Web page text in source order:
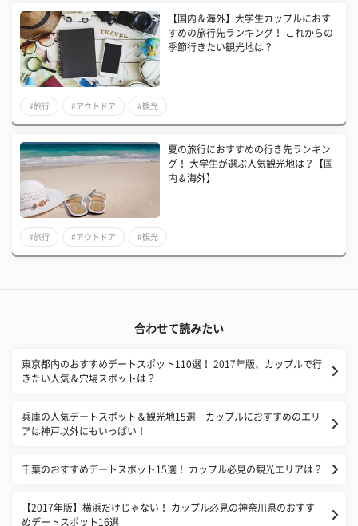
【国内＆海外】大学生カップルにおす
すめの旅行先ランキング！ これからの
季節行きたい観光地は？
#旅行 #アウトドア #観光
夏の旅行におすすめの行き先ランキン
グ！ 大学生が選ぶ人気観光地は？【国
内＆海外】
#旅行 #アウトドア #観光
合わせて読みたい
東京都内のおすすめデートスポット110選！ 2017年版、カップルで行
きたい人気＆穴場スポットは？
兵庫の人気デートスポット＆観光地15選 カップルにおすすめのエリ
アは神戸以外にもいっぱい！
千葉のおすすめデートスポット15選！ カップル必見の観光エリアは？
【2017年版】横浜だけじゃない！ カップル必見の神奈川県のおすす
めデートスポット16選